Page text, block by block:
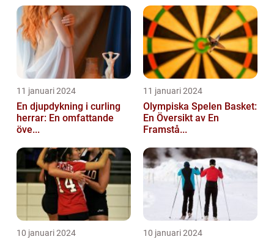
11 januari 2024
En djupdykning i curling
herrar: En omfattande
öve...
11 januari 2024
Olympiska Spelen Basket:
En Översikt av En
Framstå...
10 januari 2024 10 januari 2024